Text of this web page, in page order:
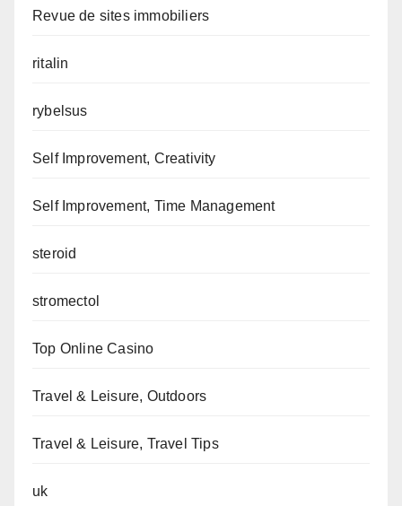
Revue de sites immobiliers
ritalin
rybelsus
Self Improvement, Creativity
Self Improvement, Time Management
steroid
stromectol
Top Online Casino
Travel & Leisure, Outdoors
Travel & Leisure, Travel Tips
uk